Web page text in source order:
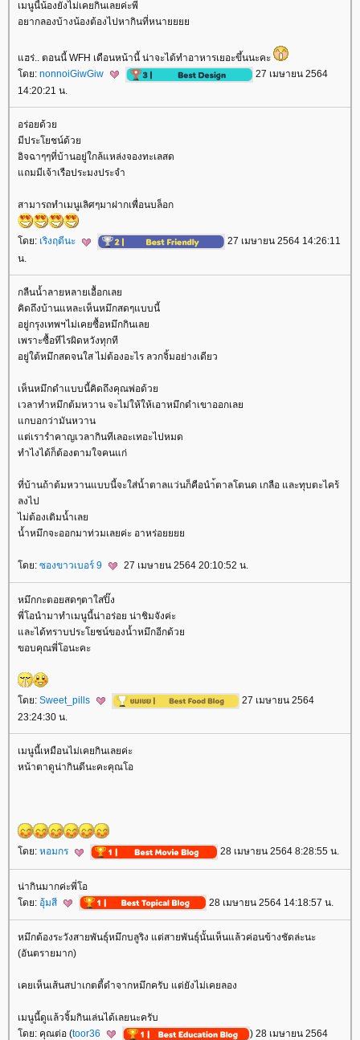
เมนูนี้น้องยังไม่เคยกินเลยค่ะพี่
อยากลองบ้างน้องต้องไปหากินที่หนา
ฮร่.. ตอนนี้ WFH เดือนหน้านี้ น่าจะได้ทำอาหารเยอะขึ้นนะคะ
ดย: nonnoiGiwGiw
27 เมษายน 2564
14:20:21 น.
อร่อยด้ว
มีประโยชน์ด้ว
อิจฉาๆๆที่บ้านอยู่ใกล้แหล่งจองทะเลสด
ถมมีเจ้าเรือประมงประจำ
สามารถทำเมนูเลิศๆมาฝากเพื่อนบล็อก
ดย: เริงฤดีนะ
27 เมษายน 2564 14:26:11
น.
กลืนน้ำลายหลายเอื้อกเล
คิดถึงบ้านแหละเห็นหมึกสดๆแบบนี้
อยู่กรุงเทพฯไม่เคยซื้อหมึกกินเล
เพราะซื้อทีไรผิดหวังทุกที
อยู่ใต้หมึกสดจนใส ไม่ต้องอะไร ลวกจิ้มอย่างเดียว
เห็นหมึกดำแบบนี้คิดถึงคุณพ่อด้ว
เวลาทำหมึกต้มหวาน จะไม่ให้ให้เอาหมึกดำเขาออกเล
กบอกว่ามันหวาน
ต่เรารำคาญเวลากินทีเลอะเทอะไปหมด
ทำไงได้ก็ต้องตามใจคนแก่
ที่บ้านถ้าต้มหวานแบบนี้จะใส่น้ำตาลแว่นก็คือนำ้ตาลโตนด เกลือ และทุบตะไคร้
ลงไป
ไม่ต้องเติมน้ำเล
น้ำหมึกจะออกมาท่วมเลยค่ะ อาหร่อ
ดย: ซองขาวเบอร์ 9 27 เมษายน 2564 20:10:52 น.
หมึกกะตอยสดๆตาใสปิ๊ง
พี่โอนำมาทำเมนูนี้น่าอร่อย น่าชิมจังค่ะ
ละได้ทราบประโยชน์ของน้ำหมึกอีกด้ว
ขอบคุณพี่โอนะคะ
ดย: Sweet_pills
27 เมษายน 2564
23:24:30 น.
เมนูนี้เหมือนไม่เคยกินเลยค่ะ
หน้าตาดูน่ากินดีนะคะคุณโอ
ดย: หอมกร 28 เมษายน 2564 8:28:55 น.
น่ากินมากค่ะพี่โอ
ดย: อุ้มสี 28 เมษายน 2564 14:18:57 น.
หมึกต้องระวังสายพันธุ์หมึกบลูริง แต่สายพันธุ์นั้นเห็นแล้วค่อนข้างชัดล่ะนะ
(อันตรายมาก)
เคยเห็นเส้นสปาเกตตี้ดำจากหมึกครับ แต่ยังไม่เคยลอง
เมนูนี้ดูแล้วจิ้มกินเล่นได้เลยนะครับ
ดย: คุณต่อ (toor36
) 28 เมษายน 2564